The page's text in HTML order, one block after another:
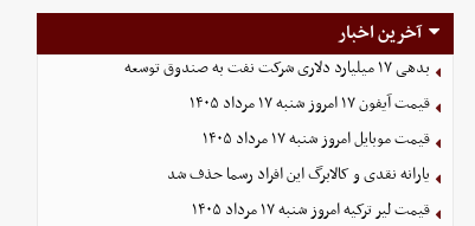
آخرین اخبار
بدهی ١٧ میلیارد دلاری شرکت نفت به صندوق توسعه
قیمت آیفون ۱۷ امروز شنبه ۱۷ مرداد ۱۴۰۵
قیمت موبایل‌ امروز شنبه ۱۷ مرداد ۱۴۰۵
یارانه نقدی و کالابرگ این افراد رسما حذف شد
قیمت لیر ترکیه امروز شنبه ۱۷ مرداد ۱۴۰۵